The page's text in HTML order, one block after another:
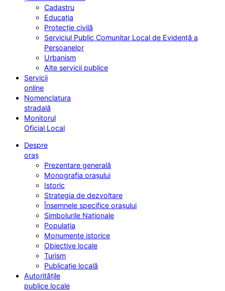
Cadastru
Educația
Protecție civilă
Serviciul Public Comunitar Local de Evidență a
Persoanelor
Urbanism
Alte servicii publice
Servicii
online
Nomenclatura
stradală
Monitorul
Oficial Local
Despre
oraș
Prezentare generală
Monografia orașului
Istoric
Strategia de dezvoltare
Însemnele specifice orașului
Simbolurile Naționale
Populația
Monumente istorice
Obiective locale
Turism
Publicație locală
Autoritățile
publice locale